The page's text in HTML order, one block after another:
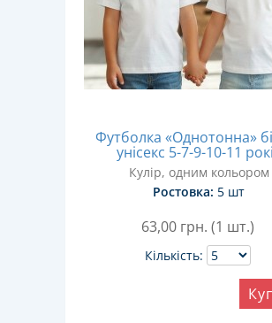
Футболка «Однотонна»
унісекс 5-7-9-10-11
Кулір, одним кольором
Ростовка: 5 шт
63,00 грн. (1 шт.)
Кількість: